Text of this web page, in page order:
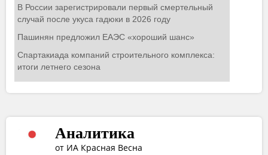
Аналитика
от ИА Красная Весна